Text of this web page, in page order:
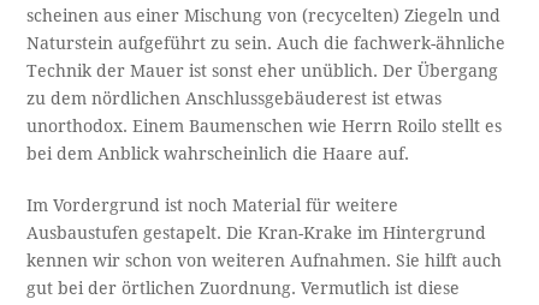
scheinen aus einer Mischung von (recycelten) Ziegeln und
Naturstein aufgeführt zu sein. Auch die fachwerk-ähnliche
Technik der Mauer ist sonst eher unüblich. Der Übergang
zu dem nördlichen Anschlussgebäuderest ist etwas
unorthodox. Einem Baumenschen wie Herrn Roilo stellt es
bei dem Anblick wahrscheinlich die Haare auf.
Im Vordergrund ist noch Material für weitere
Ausbaustufen gestapelt. Die Kran-Krake im Hintergrund
kennen wir schon von weiteren Aufnahmen. Sie hilft auch
gut bei der örtlichen Zuordnung. Vermutlich ist diese